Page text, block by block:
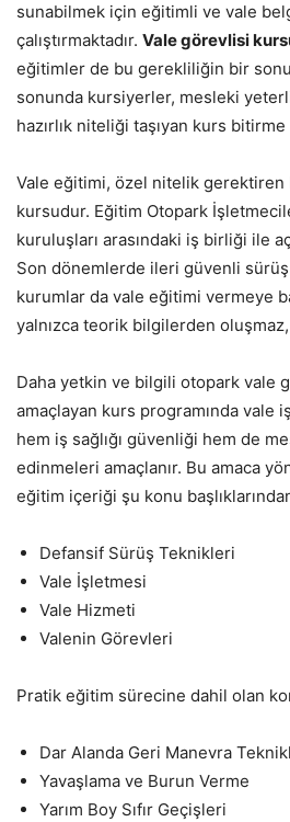
sunabilmek için eğitimli ve vale
çalıştırmaktadır. Vale görevlisi
eğitimler de bu gerekliliğin bir
sonunda kursiyerler, mesleki
hazırlık niteliği taşıyan kurs
Vale eğitimi, özel nitelik
kursudur. Eğitim Otopark
kuruluşları arasındaki iş birliği ile
Son dönemlerde ileri güvenli
kurumlar da vale eğitimi vermeye
yalnızca teorik bilgilerden
Daha yetkin ve bilgili otopark vale
amaçlayan kurs programında vale
hem iş sağlığı güvenliği hem de
edinmeleri amaçlanır. Bu amaca
eğitim içeriği şu konu
Defansif Sürüş Teknikleri
Vale İşletmesi
Vale Hizmeti
Valenin Görevleri
Pratik eğitim sürecine dahil olan
Dar Alanda Geri Manevra
Yavaşlama ve Burun Verme
Yarım Boy Sıfır Geçişleri